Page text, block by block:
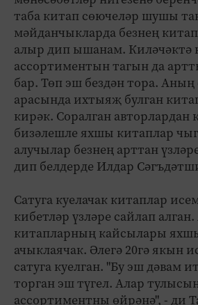
таба китап сөючеләр шушы
мәйданчыкларда безнең
алыр дип ышанам. Киләчәктә
ассортиментын тагын да
бар. Төп эш бездән тора. Аның
арасында ихтыяҗ булган
кирәк. Соралган
бизәлешле яхшы китаплар
алучылар безнең арттан
дип белдерде Илдар
Сатуга куелачак китаплар
кибетләр үзләре сайлап
китапларның кайсылары
ачыклаячак. Әлегә 20гә якын
сатуга куелган. "Бу эш дәвам
торган эш түгел. Алар
ассортиментны өйрәнә", - ди